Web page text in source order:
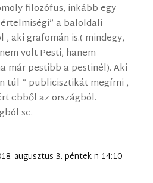
filozófus, inkább egy
a baloldali
aki grafomán is.( mindegy,
volt Pesti, hanem
már pestibb a pestinél). Aki
túl ” publicisztikát megírni ,
ebből az országból.
se.
augusztus 3. péntek-n 14:10